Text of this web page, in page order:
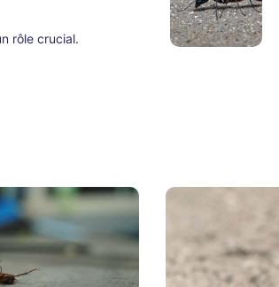
rôle crucial.